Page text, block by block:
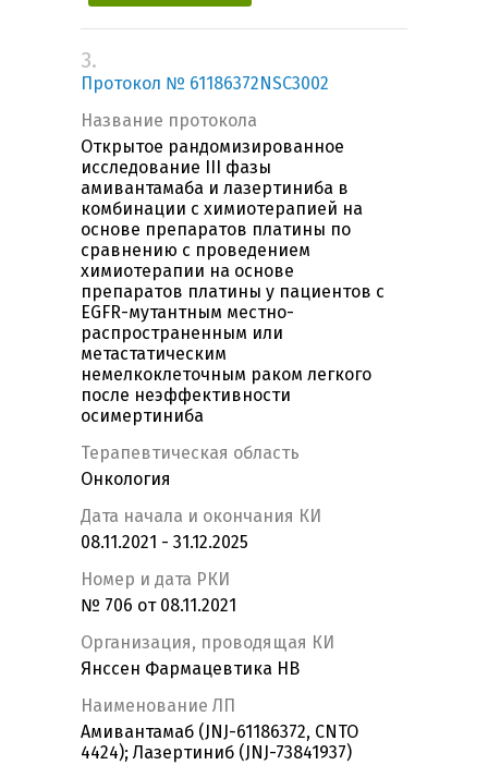
3.
Протокол № 61186372NSC3002
Название протокола
Открытое рандомизированное
исследование III фазы
амивантамаба и лазертиниба в
комбинации с химиотерапией на
основе препаратов платины по
сравнению с проведением
химиотерапии на основе
препаратов платины у пациентов с
EGFR-мутантным местно-
распространенным или
метастатическим
немелкоклеточным раком легкого
после неэффективности
осимертиниба
Терапевтическая область
Онкология
Дата начала и окончания КИ
08.11.2021 - 31.12.2025
Номер и дата РКИ
№ 706 от 08.11.2021
Организация, проводящая КИ
Янссен Фармацевтика НВ
Наименование ЛП
Амивантамаб (JNJ-61186372, CNTO
4424); Лазертиниб (JNJ-73841937)